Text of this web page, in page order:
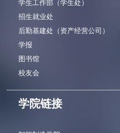
学生工作部（学生处）
招生就业处
后勤基建处（资产经营公司）
学报
图书馆
校友会
学院链接